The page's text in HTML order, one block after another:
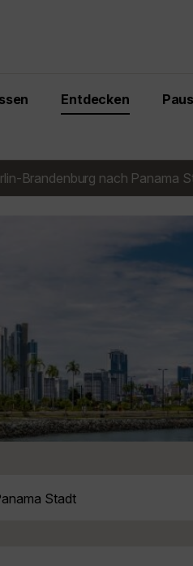
Entdecken
Brandenburg nach Panama